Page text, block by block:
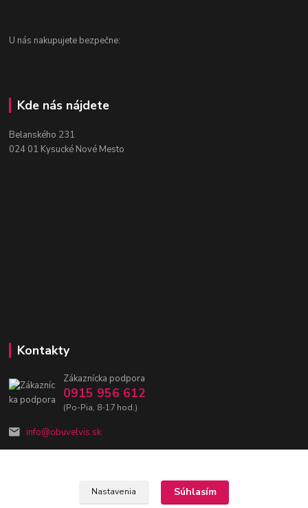
U nás nakupujete bezpečne:
Kde nás nájdete
Belanského 231
024 01 Kysucké Nové Mesto
Kontakty
Zákaznícka podpora
0915 956 612
(Po-Pia, 8-17 hod.)
info@obuvelvis.sk
Nastavenia Súhlasím